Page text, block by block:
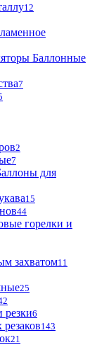
12
Баллонные
7
2
7
для
15
44
горелки и
захватом11
25
резки6
143
21